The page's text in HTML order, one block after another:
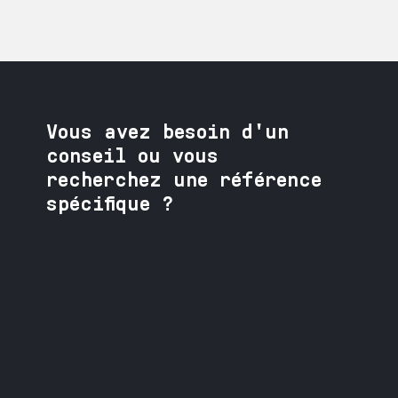
Vous avez besoin d'un
conseil ou vous
recherchez une référence
spécifique ?